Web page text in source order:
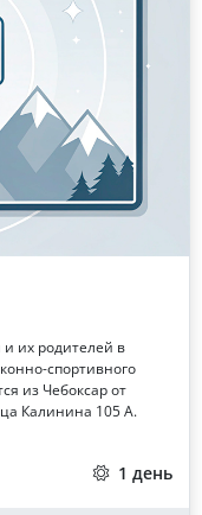
и их родителей в
спортивного
из Чебоксар от
Калинина 105 А.
1 день